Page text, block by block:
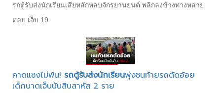
รถตู้รับส่งนักเรียนเสียหลักหลบจักรยานยนต์ พลิกลงข้างทางหลาย
ตลบ เจ็บ 19
คาดแซงไม่พ้น! รถตู้รับส่งนักเรียนพุ่งชนท้ายรถตัดอ้อย
เด็กบาดเจ็บนับสิบสาหัส 2 ราย